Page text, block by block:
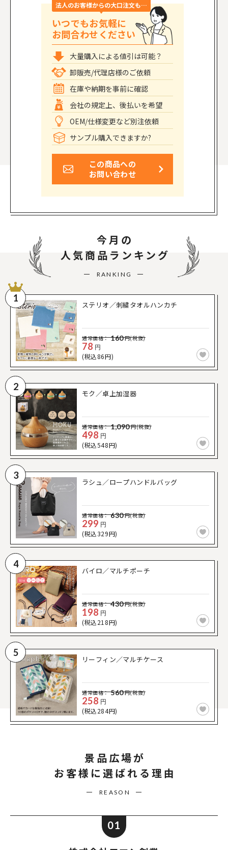
法人のお客様からの大口注文も…
いつでもお気軽に
お問合わせください
大量購入による値引は可能？
卸販売/代理店様のご依頼
在庫や納期を事前に確認
会社の規定上、後払いを希望
OEM/仕様変更など別注依頼
サンプル購入できますか?
この商品への
お問い合わせ
今月の
人気商品ランキング
RANKING
1
ステリオ／刺繍タオルハンカチ
通常価格： 160円(税抜)
78 円
(税込86円)
2
モク／卓上加湿器
通常価格： 1,090円(税抜)
498 円
(税込548円)
3
ラシュ／ロープハンドルバッグ
通常価格： 630円(税抜)
299 円
(税込329円)
4
バイロ／マルチポーチ
通常価格： 430円(税抜)
198 円
(税込218円)
5
リーフィン／マルチケース
通常価格： 560円(税抜)
258 円
(税込284円)
景品広場が
お客様に選ばれる理由
REASON
01